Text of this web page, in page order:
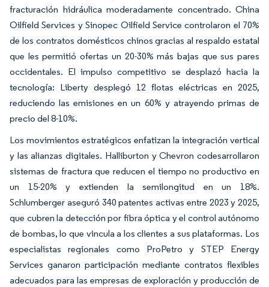
fracturación hidráulica moderadamente concentrado. China
Oilfield Services y Sinopec Oilfield Service controlaron el 70%
de los contratos domésticos chinos gracias al respaldo estatal
que les permitió ofertas un 20-30% más bajas que sus pares
occidentales. El impulso competitivo se desplazó hacia la
tecnología: Liberty desplegó 12 flotas eléctricas en 2025,
reduciendo las emisiones en un 60% y atrayendo primas de
precio del 8-10%.
Los movimientos estratégicos enfatizan la integración vertical
y las alianzas digitales. Halliburton y Chevron codesarrollaron
sistemas de fractura que reducen el tiempo no productivo en
un 15-20% y extienden la semilongitud en un 18%.
Schlumberger aseguró 340 patentes activas entre 2023 y 2025,
que cubren la detección por fibra óptica y el control autónomo
de bombas, lo que vincula a los clientes a sus plataformas. Los
especialistas regionales como ProPetro y STEP Energy
Services ganaron participación mediante contratos flexibles
adecuados para las empresas de exploración y producción de